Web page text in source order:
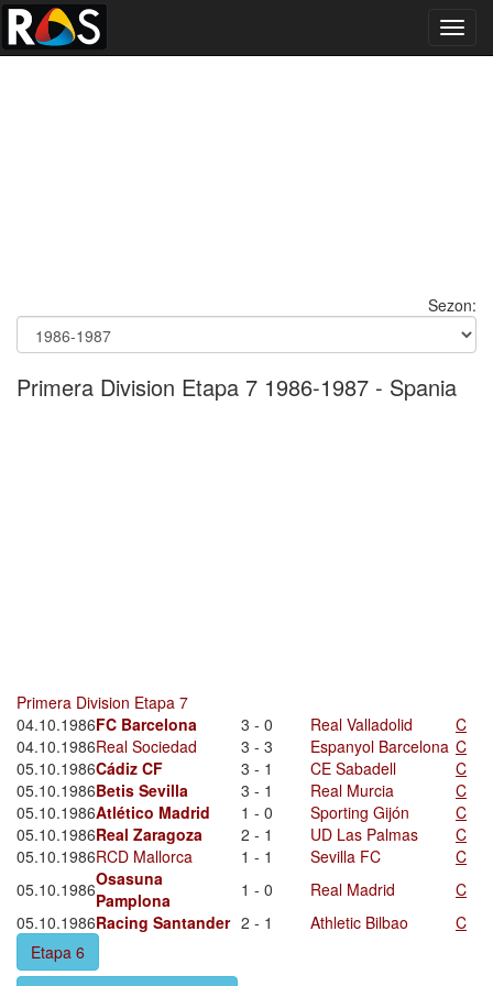
Sezon:
Primera Division Etapa 7 1986-1987 - Spania
Primera Division Etapa 7
04.10.1986FC Barcelona 3 - 0 Real Valladolid
C
04.10.1986Real Sociedad 3 - 3 Espanyol Barcelona C
05.10.1986Cádiz CF 3 - 1 CE Sabadell
C
05.10.1986Betis Sevilla 3 - 1 Real Murcia
C
05.10.1986Atlético Madrid 1 - 0 Sporting Gijón
C
05.10.1986Real Zaragoza 2 - 1 UD Las Palmas
C
05.10.1986RCD Mallorca 1 - 1 Sevilla FC
C
05.10.1986Osasuna
Pamplona
1 - 0 Real Madrid
C
05.10.1986Racing Santander 2 - 1 Athletic Bilbao
C
Etapa 6